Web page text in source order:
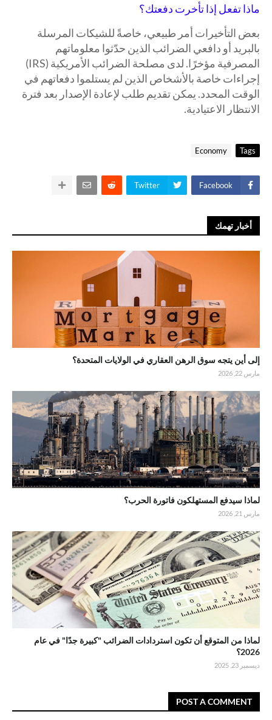
ماذا تفعل إذا تأخرت دفعتك؟
بعض التأخيرات أمر طبيعي، خاصةً للشيكات المرسلة
بالبريد أو دافعي الضرائب الذين حدّثوا معلوماتهم
المصرفية مؤخرًا. لدى مصلحة الضرائب الأمريكية (IRS)
إجراءات خاصة بالأشخاص الذين لم يستلموا دفعاتهم في
الوقت المحدد. يمكن تقديم طلب لإعادة الإصدار بعد فترة
الانتظار الاعتيادية.
Tags
Economy
Facebook
Twitter
أخبار تهمك
إلى أين يتجه سوق الرهن العقاري في الولايات المتحدة؟
مارس 22, 2026
لماذا سيدفع المستهلكون فاتورة الحرب؟
مارس 21, 2026
لماذا من المتوقع أن تكون استردادات الضرائب "كبيرة جدًا" في عام
2026؟
ديسمبر 23, 2025
POST A COMMENT